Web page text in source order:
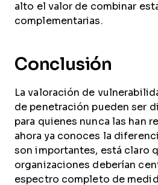
alto el valor de combinar
complementarias.
Conclusión
La valoración de
de penetración pueden ser
para quienes nunca las han
ahora ya conoces la
son importantes, está claro
organizaciones deberían
espectro completo de